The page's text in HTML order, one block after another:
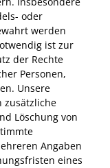
oder
werden
ist zur
der Rechte
Personen,
Unsere
zusätzliche
Löschung von
Angaben
eines